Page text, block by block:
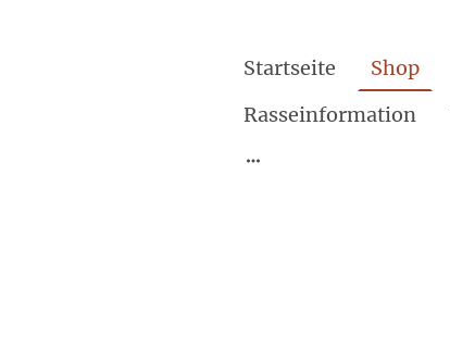
Startseite Shop
Rasseinformation